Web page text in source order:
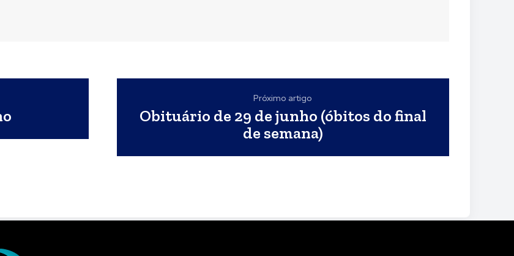
Próximo artigo
Obituário de 29 de junho (óbitos do final
de semana)